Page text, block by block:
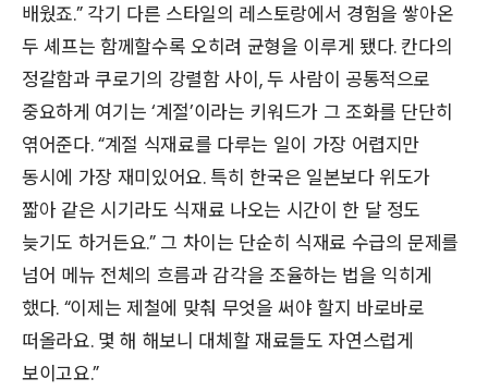
배웠죠.” 각기 다른 스타일의 레스토랑에서 경험을 쌓아온
두 셰프는 함께할수록 오히려 균형을 이루게 됐다. 칸다의
정갈함과 쿠로기의 강렬함 사이, 두 사람이 공통적으로
중요하게 여기는 ‘계절’이라는 키워드가 그 조화를 단단히
엮어준다. “계절 식재료를 다루는 일이 가장 어렵지만
동시에 가장 재미있어요. 특히 한국은 일본보다 위도가
짧아 같은 시기라도 식재료 나오는 시간이 한 달 정도
늦기도 하거든요.” 그 차이는 단순히 식재료 수급의 문제를
넘어 메뉴 전체의 흐름과 감각을 조율하는 법을 익히게
했다. “이제는 제철에 맞춰 무엇을 써야 할지 바로바로
떠올라요. 몇 해 해보니 대체할 재료들도 자연스럽게
보이고요.”